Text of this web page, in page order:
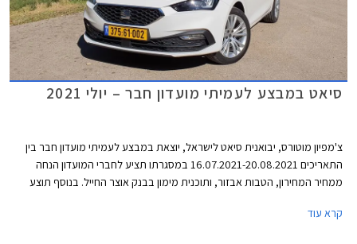
סיאט במבצע לעמיתי מועדון חבר – יולי 2021
צ'מפיון מוטורס, יבואנית סיאט לישראל, יוצאת במבצע לעמיתי מועדון חבר בין
התאריכים 16.07.2021-20.08.2021 במסגרתו תציע לחברי המועדון הנחה
ממחיר המחירון, הטבות אבזור, ותוכנית מימון בבנק אוצר החייל. בנוסף תוצע
ברכישת אבזור בהתקנה מקומית.
קרא עוד